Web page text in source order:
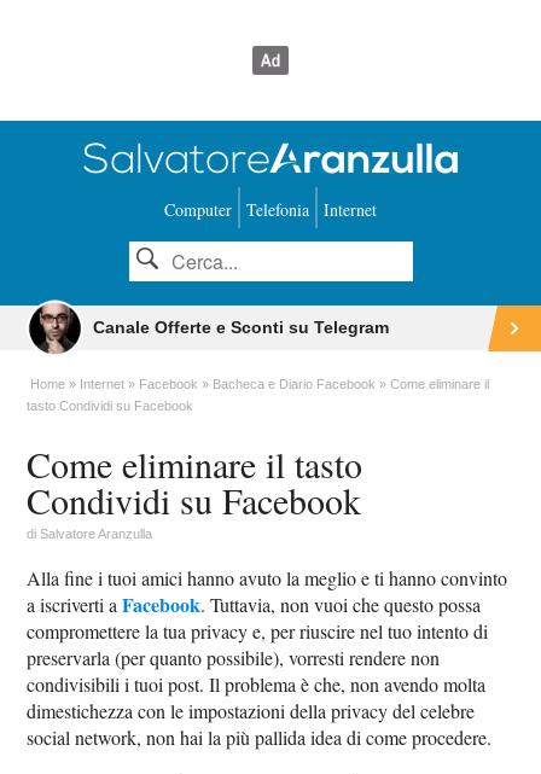
Computer Telefonia Internet
Canale Offerte e Sconti su Telegram
Home Internet Facebook Bacheca e Diario Facebook
Come eliminare il
tasto Condividi su Facebook
Come eliminare il tasto
Condividi su Facebook
diSalvatore Aranzulla
Alla fine i tuoi amici hanno avuto la meglio e ti hanno convinto
a iscriverti aFacebook. Tuttavia, non vuoi che questo possa
compromettere la tua privacy e, per riuscire nel tuo intento di
preservarla (per quanto possibile), vorresti rendere non
condivisibili i tuoi post. Il problema è che, non avendo molta
dimestichezza con le impostazioni della privacy del celebre
social network, non hai la più pallida idea di come procedere.